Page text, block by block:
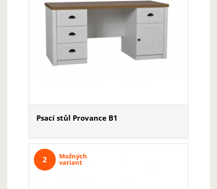
Psací stůl Provance B1
Možných
variant
2